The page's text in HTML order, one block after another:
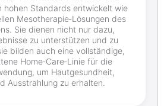
hohen Standards entwickelt wie
Mesotherapie‑Lösungen des
Sie dienen nicht nur dazu,
zu unterstützen und zu
bilden auch eine vollständige,
Home‑Care‑Linie für die
um Hautgesundheit,
Ausstrahlung zu erhalten.